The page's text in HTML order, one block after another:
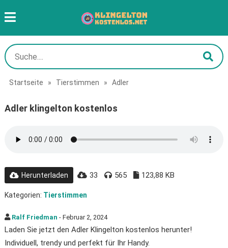
Startseite » Tierstimmen » Adler
Adler klingelton kostenlos
Herunterladen 33 565 123,88 KB
Kategorien: Tierstimmen
Ralf Friedman - Februar 2, 2024
Laden Sie jetzt den Adler Klingelton kostenlos herunter!
Individuell, trendy und perfekt für Ihr Handy.